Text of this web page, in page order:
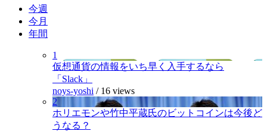
今週
今月
年間
1
仮想通貨の情報をいち早く入手するなら
「Slack」
noys-yoshi / 16 views
2
ホリエモンや竹中平蔵氏のビットコインは今後ど
うなる？